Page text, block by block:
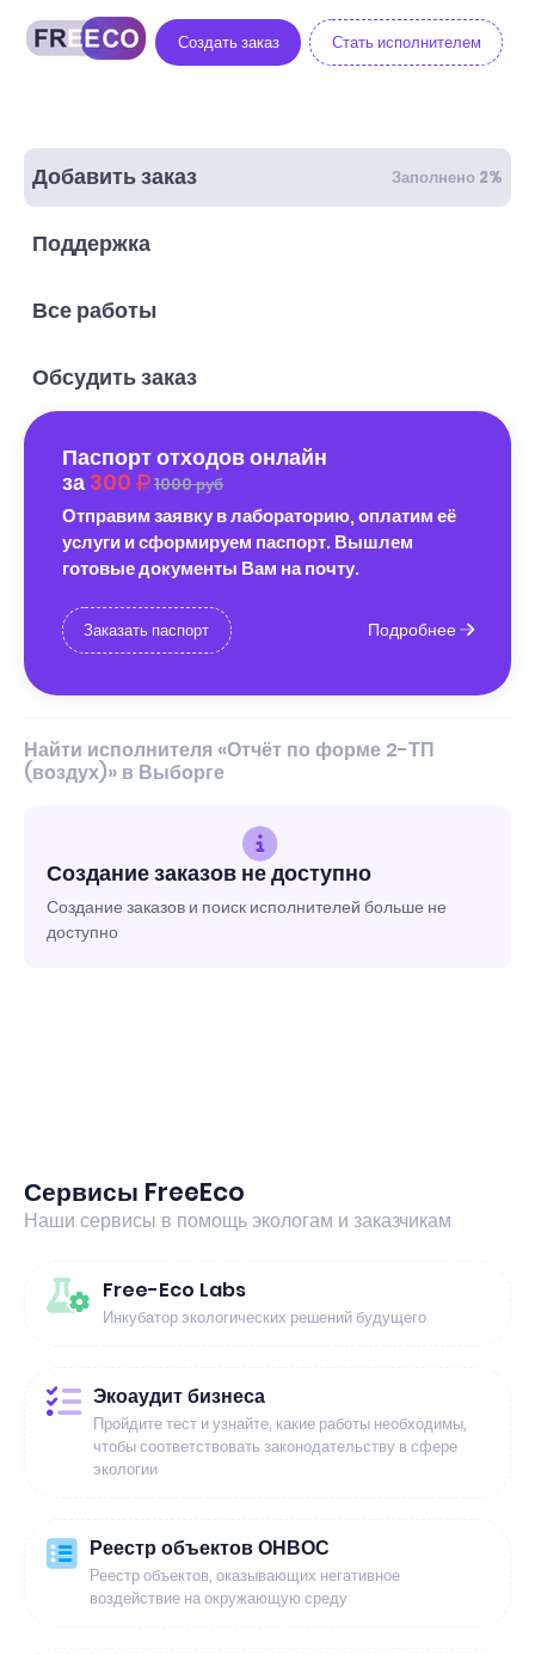
Создать заказ Стать исполнителем
Добавить заказ Заполнено 2%
Поддержка
Все работы
Обсудить заказ
Паспорт отходов онлайн
за 300 1000 руб
Отправим заявку в лабораторию, оплатим её
услуги и сформируем паспорт. Вышлем
готовые документы Вам на почту.
Заказать паспорт Подробнее
Найти исполнителя «Отчёт по форме 2-ТП
(воздух)» в Выборге
Создание заказов не доступно
Создание заказов и поиск исполнителей больше не
доступно
Сервисы FreeEco
Наши сервисы в помощь экологам и заказчикам
Free-Eco Labs
Инкубатор экологических решений будущего
Экоаудит бизнеса
Пройдите тест и узнайте, какие работы необходимы,
чтобы соответствовать законодательству в сфере
экологии
Реестр объектов ОНВОС
Реестр объектов, оказывающих негативное
воздействие на окружающую среду